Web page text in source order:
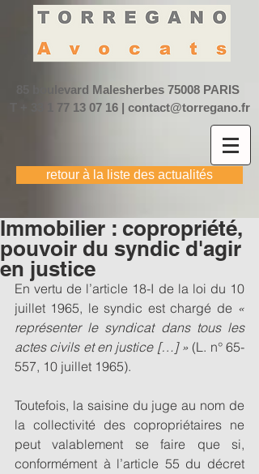
85 boulevard Malesherbes 75008 PARIS
33 1 77 13 07 16| contact@torregano.fr
retour à la liste des actualités
Immobilier : copropriété,
pouvoir du syndic d'agir
en justice
En vertu de l’article 18-I de la loi du 10
juillet 1965, le syndic est chargé de «
représenter le syndicat dans tous les
actes civils et en justice […] » (L. n° 65-
557, 10 juillet 1965).
Toutefois, la saisine du juge au nom de
la collectivité des copropriétaires ne
peut valablement se faire que si,
conformément à l’article 55 du décret